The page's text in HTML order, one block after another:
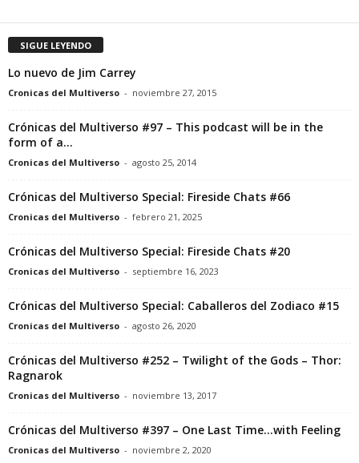
SIGUE LEYENDO
Lo nuevo de Jim Carrey
Cronicas del Multiverso - noviembre 27, 2015
Crónicas del Multiverso #97 – This podcast will be in the
form of a...
Cronicas del Multiverso - agosto 25, 2014
Crónicas del Multiverso Special: Fireside Chats #66
Cronicas del Multiverso - febrero 21, 2025
Crónicas del Multiverso Special: Fireside Chats #20
Cronicas del Multiverso - septiembre 16, 2023
Crónicas del Multiverso Special: Caballeros del Zodiaco #15
Cronicas del Multiverso - agosto 26, 2020
Crónicas del Multiverso #252 – Twilight of the Gods – Thor:
Ragnarok
Cronicas del Multiverso - noviembre 13, 2017
Crónicas del Multiverso #397 – One Last Time…with Feeling
Cronicas del Multiverso - noviembre 2, 2020